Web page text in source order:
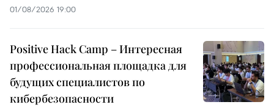
01/08/2026 19:00
Positive Hack Camp – Интересная
профессиональная площадка для
будущих специалистов по
кибербезопасности